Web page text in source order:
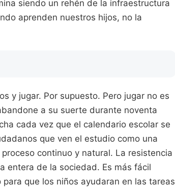
siendo un rehén de la infraestructura
aprenden nuestros hijos, no la
y jugar. Por supuesto. Pero jugar no es
a su suerte durante noventa
cada vez que el calendario escolar se
que ven el estudio como una
continuo y natural. La resistencia
entera de la sociedad. Es más fácil
que los niños ayudaran en las tareas